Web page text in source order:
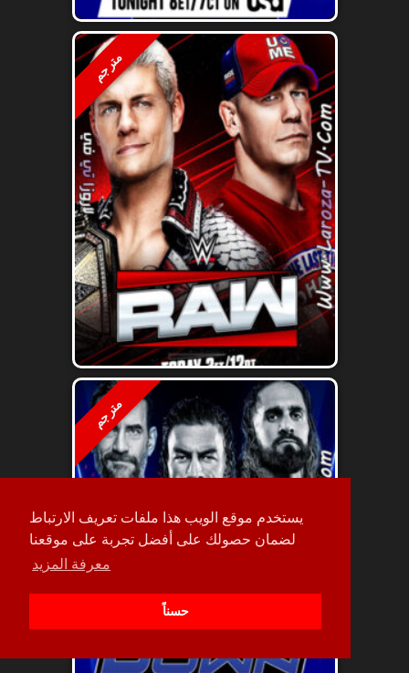
يستخدم موقع الويب هذا ملفات تعريف الارتباط
لضمان حصولك على أفضل تجربة على موقعنا
معرفة المزيد
حسناً
مترجم
مترجم